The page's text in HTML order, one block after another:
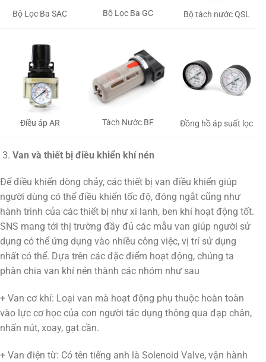
Bộ Lọc Ba SAC Bộ Lọc Ba GC Bộ tách nước QSL
Điều áp AR Tách Nước BF Đồng hồ áp suất lọc
Van và thiết bị điều khiển khí nén
Để điều khiển dòng chảy, các thiết bị van điều khiển giúp
người dùng có thể điều khiển tốc độ, đóng ngắt cũng như
hành trình của các thiết bị như xi lanh, ben khí hoạt động tốt.
SNS mang tới thị trường đầy đủ các mẫu van giúp người sử
dụng có thể ứng dụng vào nhiều công việc, vị trí sử dụng
nhất có thể. Dựa trên các đặc điểm hoạt động, chúng ta
phân chia van khí nén thành các nhóm như sau
+ Van cơ khí: Loại van mà hoạt động phụ thuộc hoàn toàn
vào lực cơ học của con người tác dụng thông qua đạp chân,
nhấn nút, xoay, gạt cần.
+ Van điện từ: Có tên tiếng anh là Solenoid Valve, vận hành